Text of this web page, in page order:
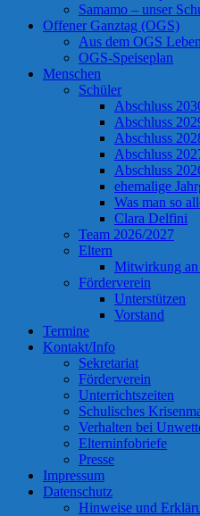
Samamo – unser
Offener Ganztag (OGS)
Aus dem OGS Leben
OGS-Speiseplan
Menschen
Schüler
Abschluss
Abschluss
Abschluss
Abschluss
Abschluss
ehemalige
Was man so
Clara Delfini
Team 2026/2027
Eltern
Mitwirkung an
Förderverein
Unterstützen
Vorstand
Termine
Kontakt/Info
Sekretariat
Förderverein
Unterrichtszeiten
Schulisches
Verhalten bei
Elterninfobriefe
Presse
Impressum
Datenschutz
Hinweise und